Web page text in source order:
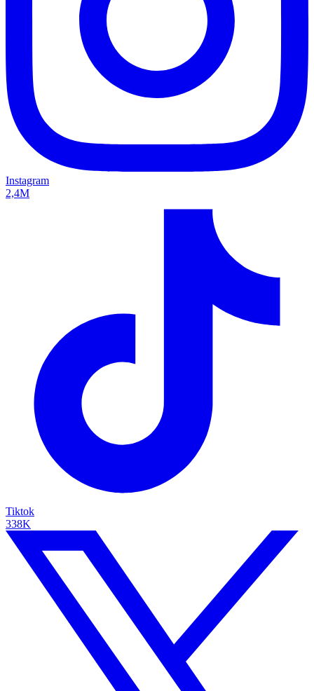
Instagram
2,4M
Tiktok
338K